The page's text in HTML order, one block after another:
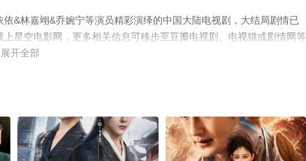
&林嘉翊&乔婉宁等演员精彩演绎的中国大陆电视剧，大结局剧情已
星空电影网，更多相关信息可移步至豆瓣电视剧、电视猫或剧情网等
展开全部